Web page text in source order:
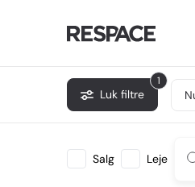
1
Luk filtre
Salg Leje